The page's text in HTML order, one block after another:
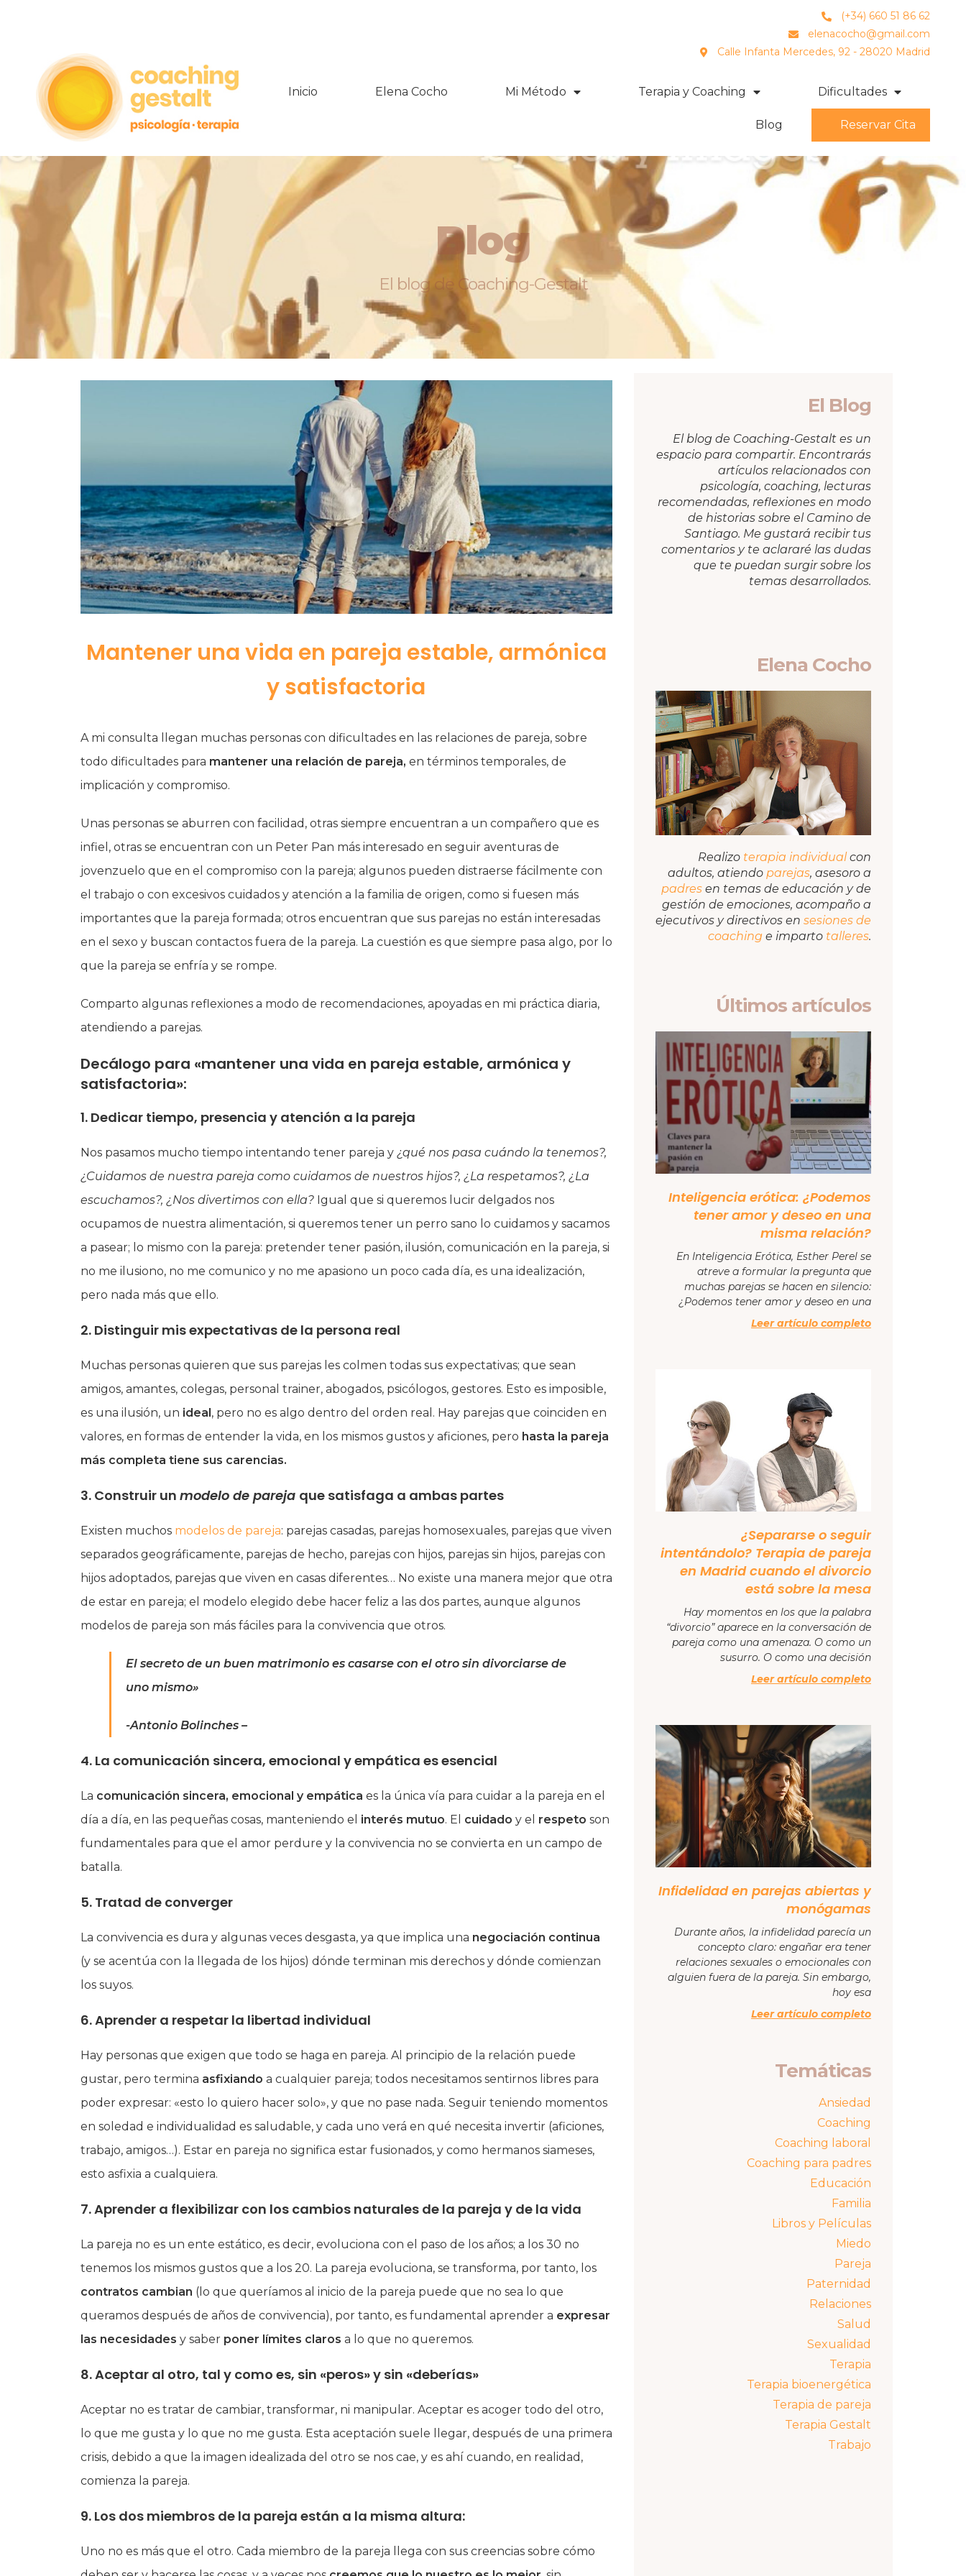
(+34) 660 51 86 62
elenacocho@gmail.com
Calle Infanta Mercedes, 92 - 28020 Madrid
Inicio Elena Cocho Mi Método Terapia y Coaching Dificultades
Blog Reservar Cita
Blog
El blog de Coaching-Gestalt
Mantener una vida en pareja estable, armónica
y satisfactoria
A mi consulta llegan muchas personas con dificultades en las relaciones de pareja, sobre
todo dificultades para mantener una relación de pareja, en términos temporales, de
implicación y compromiso.
Unas personas se aburren con facilidad, otras siempre encuentran a un compañero que es
infiel, otras se encuentran con un Peter Pan más interesado en seguir aventuras de
jovenzuelo que en el compromiso con la pareja; algunos pueden distraerse fácilmente con
el trabajo o con excesivos cuidados y atención a la familia de origen, como si fuesen más
importantes que la pareja formada; otros encuentran que sus parejas no están interesadas
en el sexo y buscan contactos fuera de la pareja. La cuestión es que siempre pasa algo, por lo
que la pareja se enfría y se rompe.
Comparto algunas reflexiones a modo de recomendaciones, apoyadas en mi práctica diaria,
atendiendo a parejas.
Decálogo para «mantener una vida en pareja estable, armónica y
satisfactoria»:
1. Dedicar tiempo, presencia y atención a la pareja
Nos pasamos mucho tiempo intentando tener pareja y ¿qué nos pasa cuándo la tenemos?,
¿Cuidamos de nuestra pareja como cuidamos de nuestros hijos?, ¿La respetamos?, ¿La
escuchamos?, ¿Nos divertimos con ella? Igual que si queremos lucir delgados nos
ocupamos de nuestra alimentación, si queremos tener un perro sano lo cuidamos y sacamos
a pasear; lo mismo con la pareja: pretender tener pasión, ilusión, comunicación en la pareja, si
no me ilusiono, no me comunico y no me apasiono un poco cada día, es una idealización,
pero nada más que ello.
2. Distinguir mis expectativas de la persona real
Muchas personas quieren que sus parejas les colmen todas sus expectativas; que sean
amigos, amantes, colegas, personal trainer, abogados, psicólogos, gestores. Esto es imposible,
es una ilusión, un ideal, pero no es algo dentro del orden real. Hay parejas que coinciden en
valores, en formas de entender la vida, en los mismos gustos y aficiones, pero hasta la pareja
más completa tiene sus carencias.
3. Construir un modelo de pareja que satisfaga a ambas partes
Existen muchos modelos de pareja: parejas casadas, parejas homosexuales, parejas que viven
separados geográficamente, parejas de hecho, parejas con hijos, parejas sin hijos, parejas con
hijos adoptados, parejas que viven en casas diferentes… No existe una manera mejor que otra
de estar en pareja; el modelo elegido debe hacer feliz a las dos partes, aunque algunos
modelos de pareja son más fáciles para la convivencia que otros.
El secreto de un buen matrimonio es casarse con el otro sin divorciarse de
uno mismo»
-Antonio Bolinches –
4. La comunicación sincera, emocional y empática es esencial
La comunicación sincera, emocional y empática es la única vía para cuidar a la pareja en el
día a día, en las pequeñas cosas, manteniendo el interés mutuo. El cuidado y el respeto son
fundamentales para que el amor perdure y la convivencia no se convierta en un campo de
batalla.
5. Tratad de converger
La convivencia es dura y algunas veces desgasta, ya que implica una negociación continua
(y se acentúa con la llegada de los hijos) dónde terminan mis derechos y dónde comienzan
los suyos.
6. Aprender a respetar la libertad individual
Hay personas que exigen que todo se haga en pareja. Al principio de la relación puede
gustar, pero termina asfixiando a cualquier pareja; todos necesitamos sentirnos libres para
poder expresar: «esto lo quiero hacer solo», y que no pase nada. Seguir teniendo momentos
en soledad e individualidad es saludable, y cada uno verá en qué necesita invertir (aficiones,
trabajo, amigos…). Estar en pareja no significa estar fusionados, y como hermanos siameses,
esto asfixia a cualquiera.
7. Aprender a flexibilizar con los cambios naturales de la pareja y de la vida
La pareja no es un ente estático, es decir, evoluciona con el paso de los años; a los 30 no
tenemos los mismos gustos que a los 20. La pareja evoluciona, se transforma, por tanto, los
contratos cambian (lo que queríamos al inicio de la pareja puede que no sea lo que
queramos después de años de convivencia), por tanto, es fundamental aprender a expresar
las necesidades y saber poner límites claros a lo que no queremos.
8. Aceptar al otro, tal y como es, sin «peros» y sin «deberías»
Aceptar no es tratar de cambiar, transformar, ni manipular. Aceptar es acoger todo del otro,
lo que me gusta y lo que no me gusta. Esta aceptación suele llegar, después de una primera
crisis, debido a que la imagen idealizada del otro se nos cae, y es ahí cuando, en realidad,
comienza la pareja.
9. Los dos miembros de la pareja están a la misma altura:
Uno no es más que el otro. Cada miembro de la pareja llega con sus creencias sobre cómo
El Blog
El blog de Coaching-Gestalt es un
espacio para compartir. Encontrarás
artículos relacionados con
psicología, coaching, lecturas
recomendadas, reflexiones en modo
de historias sobre el Camino de
Santiago. Me gustará recibir tus
comentarios y te aclararé las dudas
que te puedan surgir sobre los
temas desarrollados.
Elena Cocho
Realizo terapia individualcon
adultos, atiendo parejas, asesoro a
padres en temas de educación y de
gestión de emociones, acompaño a
ejecutivos y directivos en sesiones de
coaching e imparto talleres.
Últimos artículos
Inteligencia erótica: ¿Podemos
tener amor y deseo en una
misma relación?
En Inteligencia Erótica, Esther Perel se
atreve a formular la pregunta que
muchas parejas se hacen en silencio:
¿Podemos tener amor y deseo en una
Leer artículo completo
¿Separarse o seguir
intentándolo? Terapia de pareja
en Madrid cuando el divorcio
está sobre la mesa
Hay momentos en los que la palabra
“divorcio” aparece en la conversación de
pareja como una amenaza. O como un
susurro. O como una decisión
Leer artículo completo
Infidelidad en parejas abiertas y
monógamas
Durante años, la infidelidad parecía un
concepto claro: engañar era tener
relaciones sexuales o emocionales con
alguien fuera de la pareja. Sin embargo,
hoy esa
Leer artículo completo
Temáticas
Ansiedad
Coaching
Coaching laboral
Coaching para padres
Educación
Familia
Libros y Películas
Miedo
Pareja
Paternidad
Relaciones
Salud
Sexualidad
Terapia
Terapia bioenergética
Terapia de pareja
Terapia Gestalt
Trabajo